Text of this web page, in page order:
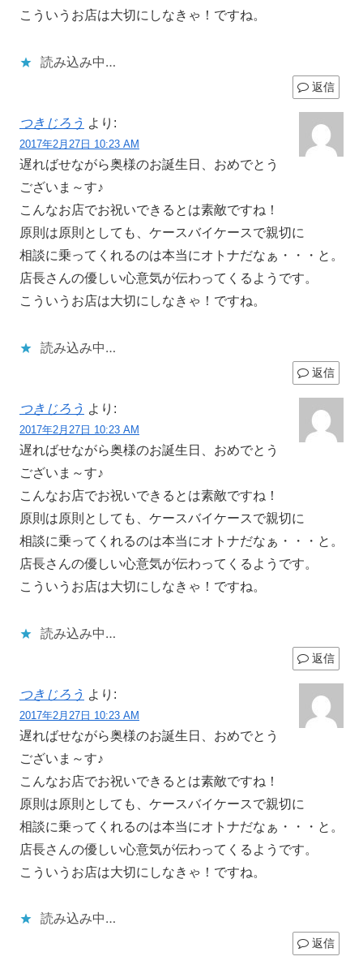
こういうお店は大切にしなきゃ！ですね。
読み込み中…
返信
つきじろう より:
2017年2月27日 10:23 AM
遅ればせながら奥様のお誕生日、おめでとう
ございま～す♪
こんなお店でお祝いできるとは素敵ですね！
原則は原則としても、ケースバイケースで親切に
相談に乗ってくれるのは本当にオトナだなぁ・・・と。
店長さんの優しい心意気が伝わってくるようです。
こういうお店は大切にしなきゃ！ですね。
読み込み中…
返信
つきじろう より:
2017年2月27日 10:23 AM
遅ればせながら奥様のお誕生日、おめでとう
ございま～す♪
こんなお店でお祝いできるとは素敵ですね！
原則は原則としても、ケースバイケースで親切に
相談に乗ってくれるのは本当にオトナだなぁ・・・と。
店長さんの優しい心意気が伝わってくるようです。
こういうお店は大切にしなきゃ！ですね。
読み込み中…
返信
つきじろう より:
2017年2月27日 10:23 AM
遅ればせながら奥様のお誕生日、おめでとう
ございま～す♪
こんなお店でお祝いできるとは素敵ですね！
原則は原則としても、ケースバイケースで親切に
相談に乗ってくれるのは本当にオトナだなぁ・・・と。
店長さんの優しい心意気が伝わってくるようです。
こういうお店は大切にしなきゃ！ですね。
読み込み中…
返信